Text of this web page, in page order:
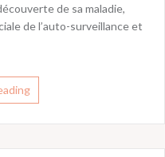
de sa maladie,
de l’auto-surveillance et